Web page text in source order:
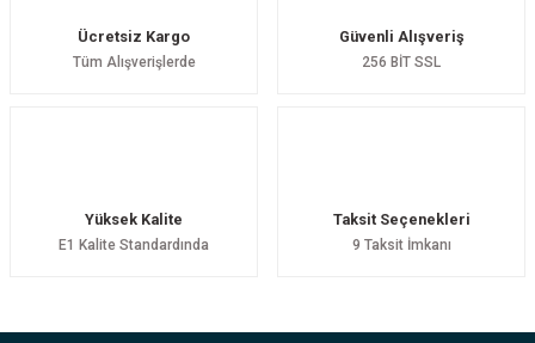
Ücretsiz Kargo
Tüm Alışverişlerde
Güvenli Alışveriş
256 BİT SSL
Yüksek Kalite
E1 Kalite Standardında
Taksit Seçenekleri
9 Taksit İmkanı